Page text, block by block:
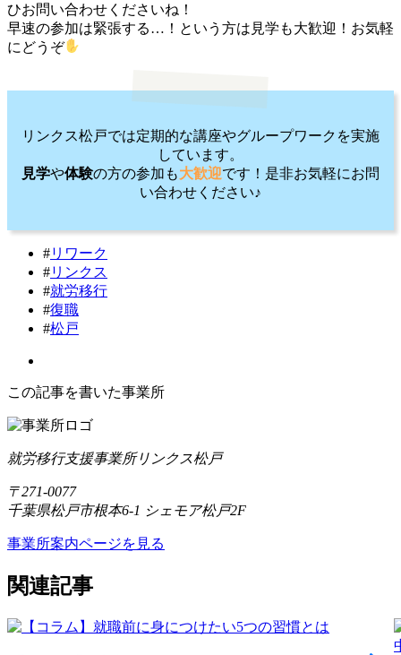
ひお問い合わせくださいね！
早速の参加は緊張する…！という方は見学も大歓迎！お気軽
にどうぞ
リンクス松戸では定期的な講座やグループワークを実施
しています。
見学や体験の方の参加も大歓迎です！是非お気軽にお問
い合わせください♪
#リワーク
#リンクス
#就労移行
#復職
#松戸
この記事を書いた事業所
就労移行支援事業所リンクス松戸
〒271-0077
千葉県松戸市根本6-1 シェモア松戸2F
事業所案内ページを見る
関連記事